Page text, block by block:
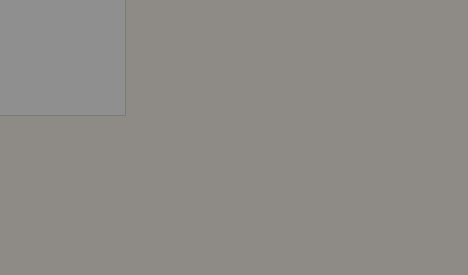
et de gouvernement de la République fédérale